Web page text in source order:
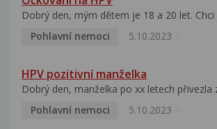
Dobrý den, mým dětem je 18 a 20 let. Chci
Pohlavní nemoci
5.10.2023
HPV pozitivní manželka
Dobrý den, manželka po xx letech přivezla
Pohlavní nemoci
5.10.2023